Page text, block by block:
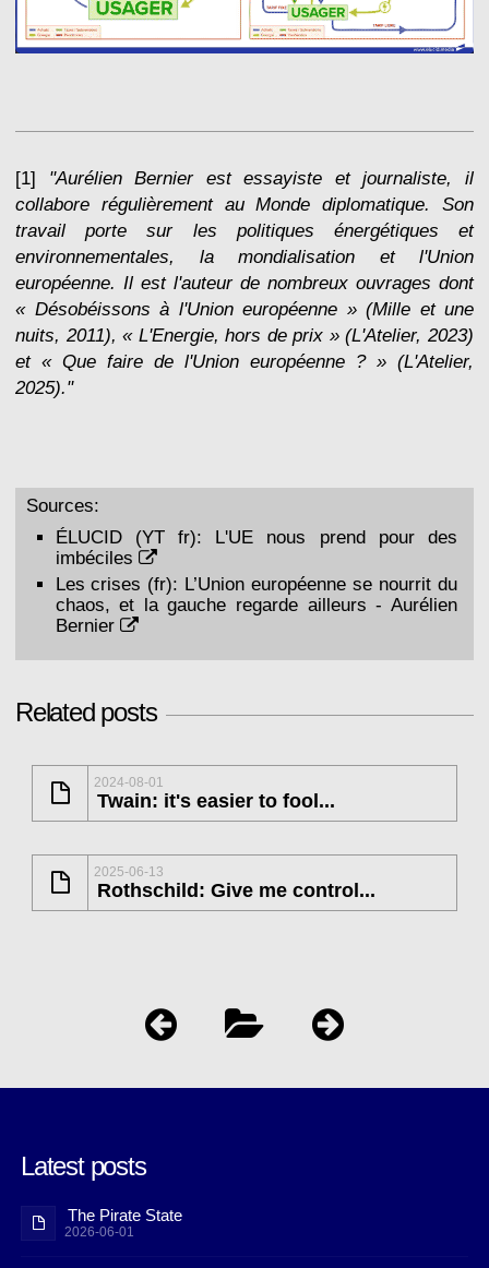
[1] "Aurélien Bernier est essayiste et journaliste, il
collabore régulièrement au Monde diplomatique. Son
travail porte sur les politiques énergétiques et
environnementales, la mondialisation et l'Union
européenne. Il est l'auteur de nombreux ouvrages dont
« Désobéissons à l'Union européenne » (Mille et une
nuits, 2011), « L'Energie, hors de prix » (L'Atelier, 2023)
et « Que faire de l'Union européenne ? » (L'Atelier,
2025)."
Sources:
ÉLUCID (YT fr): L'UE nous prend pour des
imbéciles
Les crises (fr): L’Union européenne se nourrit du
chaos, et la gauche regarde ailleurs - Aurélien
Bernier
Related posts
2024-08-01
Twain: it's easier to fool...
2025-06-13
Rothschild: Give me control...
Latest posts
The Pirate State
2026-06-01